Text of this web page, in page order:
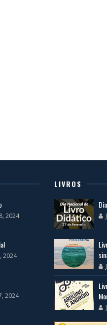
2024
2024
2024
LIVROS